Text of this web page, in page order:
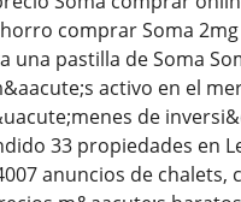
comprar Soma
una pastilla de Soma
activo en el
de
33 propiedades en
anuncios de chalets,